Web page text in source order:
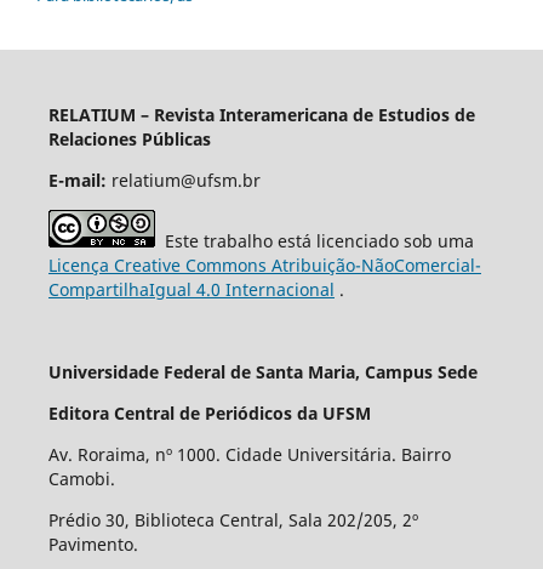
RELATIUM – Revista Interamericana de Estudios de
Relaciones Públicas
E-mail: relatium@ufsm.br
Este trabalho está licenciado sob uma
Licença Creative Commons Atribuição-NãoComercial-
CompartilhaIgual 4.0 Internacional .
Universidade Federal de Santa Maria, Campus Sede
Editora Central de Periódicos da UFSM
Av. Roraima, nº 1000. Cidade Universitária. Bairro
Camobi.
Prédio 30, Biblioteca Central, Sala 202/205, 2º
Pavimento.